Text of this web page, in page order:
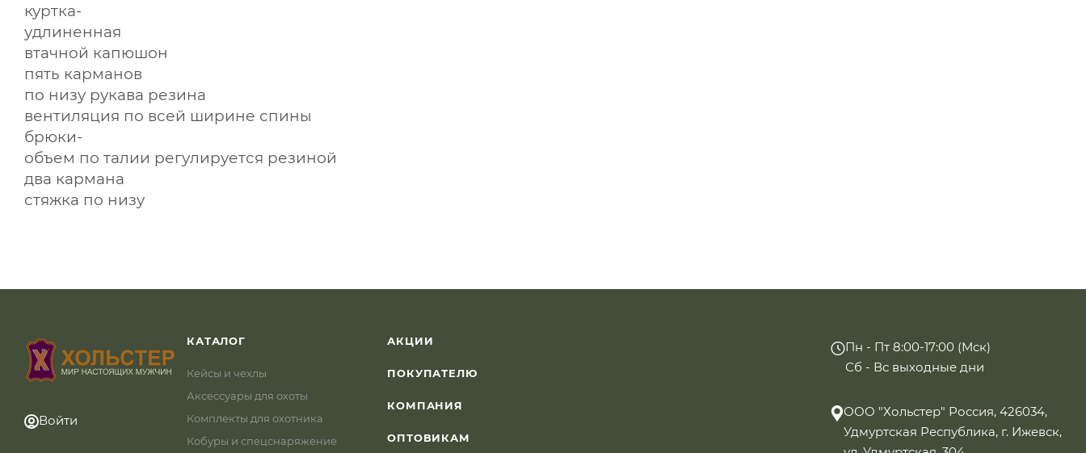
куртка-
удлиненная
втачной капюшон
пять карманов
по низу рукава резина
вентиляция по всей ширине спины
брюки-
объем по талии регулируется резиной
два кармана
стяжка по низу
Войти
КАТАЛОГ
Кейсы и чехлы
Аксессуары для охоты
Комплекты для охотника
Кобуры и спецснаряжение
АКЦИИ
ПОКУПАТЕЛЮ
КОМПАНИЯ
ОПТОВИКАМ
Пн - Пт 8:00-17:00 (Мск)
Сб - Вс выходные дни
ООО "Хольстер" Россия, 426034,
Удмуртская Республика, г. Ижевск,